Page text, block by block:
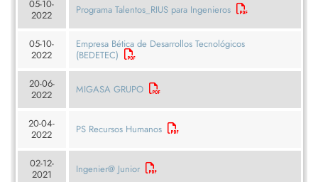
05-10-
2022
Programa Talentos_RIUS para Ingenieros
05-10-
2022
Empresa Bética de Desarrollos Tecnológicos
(BEDETEC)
20-06-
2022
MIGASA GRUPO
20-04-
2022
PS Recursos Humanos
02-12-
2021
Ingenier@ Junior